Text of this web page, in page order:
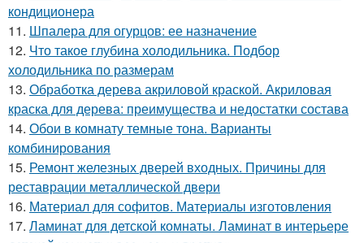
кондиционера
11. Шпалера для огурцов: ее назначение
12. Что такое глубина холодильника. Подбор
холодильника по размерам
13. Обработка дерева акриловой краской. Акриловая
краска для дерева: преимущества и недостатки состава
14. Обои в комнату темные тона. Варианты
комбинирования
15. Ремонт железных дверей входных. Причины для
реставрации металлической двери
16. Материал для софитов. Материалы изготовления
17. Ламинат для детской комнаты. Ламинат в интерьере